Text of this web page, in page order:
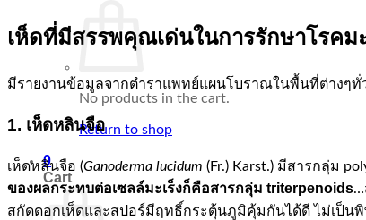
No products in the cart.
Return to shop
0
Cart
เห็ดที่มีสรรพคุณเด่นในการรักษาโรคมะ
มีรายงานข้อมูลจากตำราแพทย์แผนโบราณในพื้นที่ต่างๆทั่
1. เห็ดหลินจือ
เห็ดหลินจือ (Ganoderma lucidum (Fr.) Karst.) มีสารกลุ่ม
ของผลกระทบต่อเซลล์มะเร็งก็คือสารกลุ่ม triterpenoids…
สกัดดอกเห็ดและสปอร์มีฤทธิ์กระตุ้นภูมิคุ้มกันได้ดี ไม่เป็น